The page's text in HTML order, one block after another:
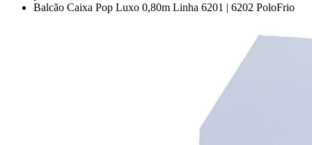
Balcão Caixa Pop Luxo 0,80m Linha 6201 | 6202 PoloFrio